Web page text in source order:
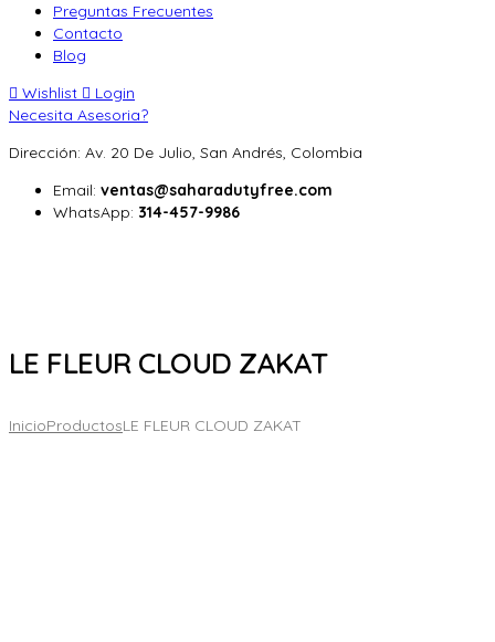
Preguntas Frecuentes
Contacto
Blog
Wishlist
Login
Necesita Asesoria?
Dirección: Av. 20 De Julio, San Andrés, Colombia
Email: ventas@saharadutyfree.com
WhatsApp: 314-457-9986
LE FLEUR CLOUD ZAKAT
InicioProductosLE FLEUR CLOUD ZAKAT